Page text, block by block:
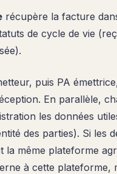
récupère la facture
de cycle de vie
puis PA
En parallèle,
les données
des parties). Si les
la même plateforme
à cette plateforme,